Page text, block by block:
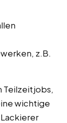
z.B.
Teilzeitjobs,
wichtige